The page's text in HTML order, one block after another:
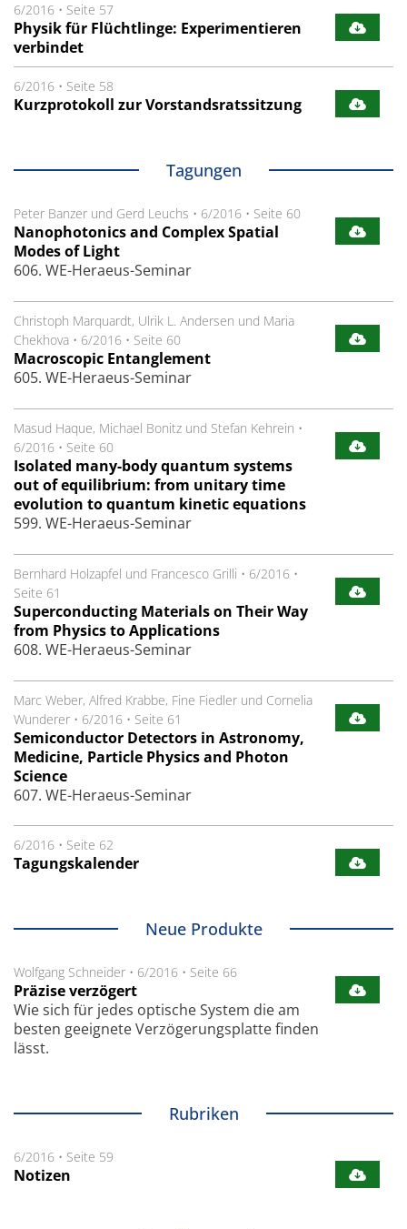
6/2016 • Seite 57
Physik für Flüchtlinge: Experimentieren
verbindet
6/2016 • Seite 58
Kurzprotokoll zur Vorstandsratssitzung
Tagungen
Peter Banzer und Gerd Leuchs • 6/2016 • Seite 60
Nanophotonics and Complex Spatial
Modes of Light
606. WE-Heraeus-Seminar
Christoph Marquardt, Ulrik L. Andersen und Maria
Chekhova • 6/2016 • Seite 60
Macroscopic Entanglement
605. WE-Heraeus-Seminar
Masud Haque, Michael Bonitz und Stefan Kehrein •
6/2016 • Seite 60
Isolated many-body quantum systems
out of equilibrium: from unitary time
evolution to quantum kinetic equations
599. WE-Heraeus-Seminar
Bernhard Holzapfel und Francesco Grilli • 6/2016 •
Seite 61
Superconducting Materials on Their Way
from Physics to Applications
608. WE-Heraeus-Seminar
Marc Weber, Alfred Krabbe, Fine Fiedler und Cornelia
Wunderer • 6/2016 • Seite 61
Semiconductor Detectors in Astronomy,
Medicine, Particle Physics and Photon
Science
607. WE-Heraeus-Seminar
6/2016 • Seite 62
Tagungskalender
Neue Produkte
Wolfgang Schneider • 6/2016 • Seite 66
Präzise verzögert
Wie sich für jedes optische System die am
besten geeignete Verzögerungsplatte finden
lässt.
Rubriken
6/2016 • Seite 59
Notizen